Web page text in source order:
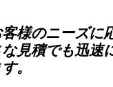
様のニーズ
見積でも迅
。